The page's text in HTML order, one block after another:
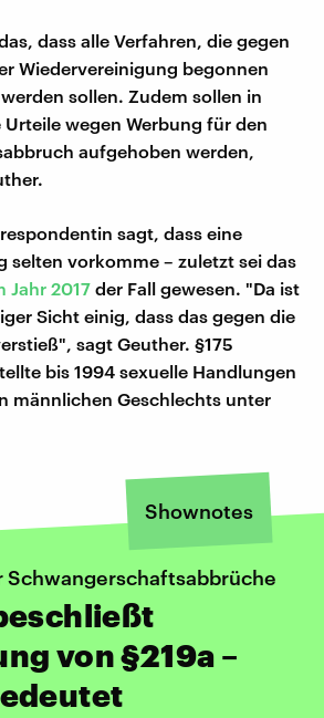
dass alle Verfahren, die gegen
Wiedervereinigung begonnen
sollen. Zudem sollen in
wegen Werbung für den
aufgehoben werden,
sagt, dass eine
selten vorkomme – zuletzt sei das
Jahr 2017 der Fall gewesen. "Da ist
Sicht einig, dass das gegen die
sagt Geuther. §175
bis 1994 sexuelle Handlungen
männlichen Geschlechts unter
Shownotes
von §219a –